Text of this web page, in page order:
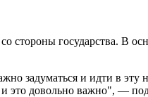
стороны государства. В
задуматься и идти в эту
это довольно важно", —